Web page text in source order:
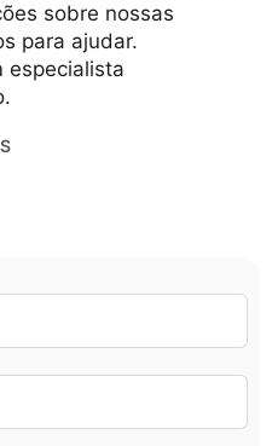
sobre nossas
para ajudar.
especialista